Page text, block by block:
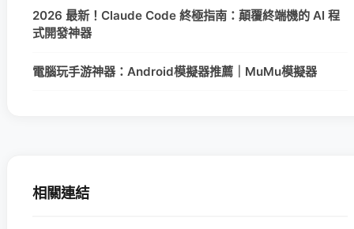
2026 最新！Claude Code 終極指南：顛覆終端機的 AI 程
式開發神器
電腦玩手游神器：Android模擬器推薦｜MuMu模擬器
相關連結